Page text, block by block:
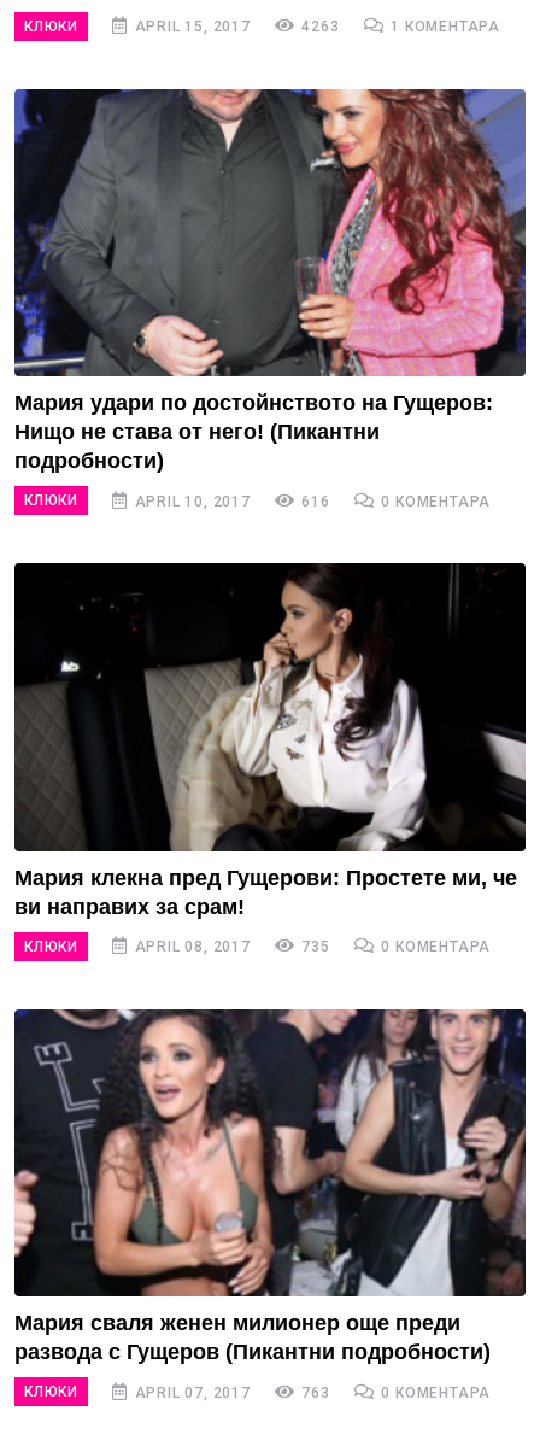
КЛЮКИ APRIL 15, 2017 4263 1 КОМЕНТАРА
Мария удари по достойнството на Гущеров:
Нищо не става от него! (Пикантни
подробности)
КЛЮКИ APRIL 10, 2017 616 0 КОМЕНТАРА
Мария клекна пред Гущерови: Простете ми, че
ви направих за срам!
КЛЮКИ APRIL 08, 2017 735 0 КОМЕНТАРА
Мария сваля женен милионер още преди
развода с Гущеров (Пикантни подробности)
КЛЮКИ APRIL 07, 2017 763 0 КОМЕНТАРА